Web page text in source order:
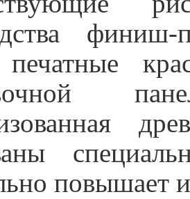
финиш-
печатные
повышает